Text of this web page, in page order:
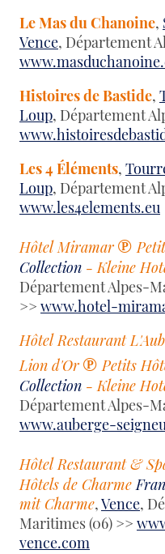
Le Mas du Chanoine,
Vence, Département
Histoires de Bastide,
Loup, Département
Les 4 Éléments,
Loup, Département
www.les4elements.eu
Hôtel Miramar ℗
Collection - Kleine
Département Alpes-
>> www.hotel-
Hôtel Restaurant
Lion d'Or ℗Petits
Collection - Kleine
Département Alpes-
www.auberge-
Hôtel Restaurant &
Hôtels de Charme
mit Charme,Vence,
Maritimes (06) >>
vence.com